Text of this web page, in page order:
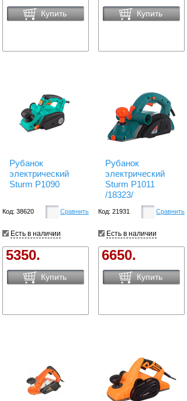
Купить Купить
Рубанок
электрический
Sturm P1090
Код: 38620 Сравнить
Есть в наличии
5350.
Купить
Рубанок
электрический
Sturm P1011
/18323/
Код: 21931 Сравнить
Есть в наличии
6650.
Купить